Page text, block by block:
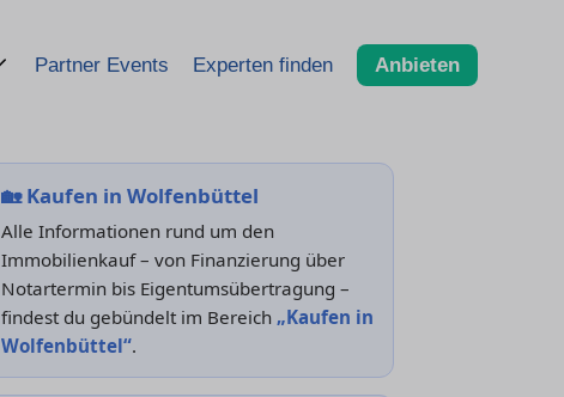
Partner Events Experten finden Anbieten
🏡Kaufen in Wolfenbüttel
Alle Informationen rund um den
Immobilienkauf – von Finanzierung über
Notartermin bis Eigentumsübertragung –
findest du gebündelt im Bereich „Kaufen in
Wolfenbüttel“.